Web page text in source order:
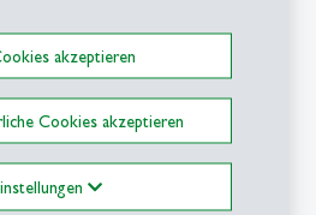
akzeptieren
Cookies akzeptieren
zweier Kinder. Bieger ist ein
gerne auf Skitouren. In
unterwegs.